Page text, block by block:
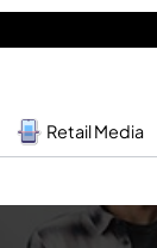
Retail Media